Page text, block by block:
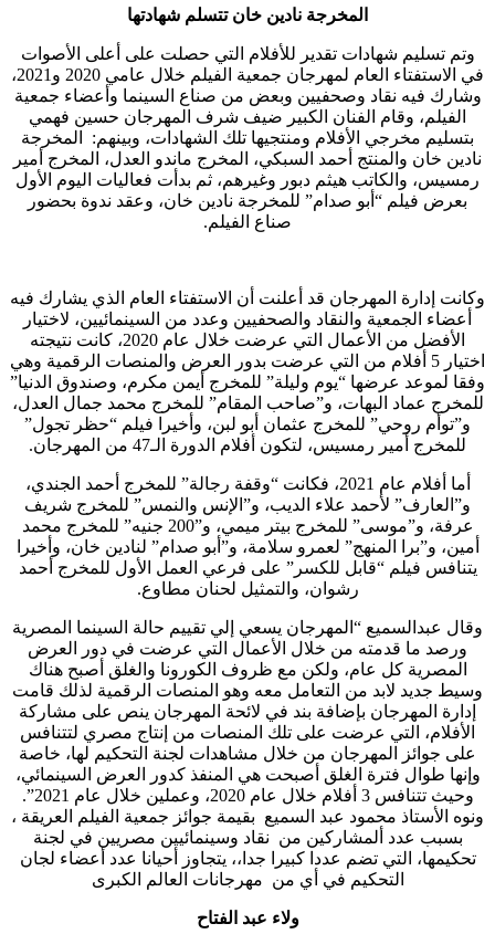
المخرجة نادين خان تتسلم شهادتها
وتم تسليم شهادات تقدير للأفلام التي حصلت على أعلى الأصوات
في الاستفتاء العام لمهرجان جمعية الفيلم خلال عامي 2020 و2021،
وشارك فيه نقاد وصحفيين وبعض من صناع السينما وأعضاء جمعية
الفيلم، وقام الفنان الكبير ضيف شرف المهرجان حسين فهمي
بتسليم مخرجي الأفلام ومنتجيها تلك الشهادات، وبينهم: المخرجة
نادين خان والمنتج أحمد السبكي، المخرج ماندو العدل، المخرج أمير
رمسيس، والكاتب هيثم دبور وغيرهم، ثم بدأت فعاليات اليوم الأول
بعرض فيلم “أبو صدام” للمخرجة نادين خان، وعقد ندوة بحضور
صناع الفيلم.
وكانت إدارة المهرجان قد أعلنت أن الاستفتاء العام الذي يشارك فيه
أعضاء الجمعية والنقاد والصحفيين وعدد من السينمائيين، لاختيار
الأفضل من الأعمال التي عرضت خلال عام 2020، كانت نتيجته
اختيار 5 أفلام من التي عرضت بدور العرض والمنصات الرقمية وهي
وفقا لموعد عرضها “يوم وليلة” للمخرج أيمن مكرم، وصندوق الدنيا”
للمخرج عماد البهات، و”صاحب المقام” للمخرج محمد جمال العدل،
و”توأم روحي” للمخرج عثمان أبو لبن، وأخيرا فيلم “حظر تجول”
للمخرج أمير رمسيس، لتكون أفلام الدورة الـ47 من المهرجان.
أما أفلام عام 2021، فكانت “وقفة رجالة” للمخرج أحمد الجندي،
و”العارف” لأحمد علاء الديب، و”الإنس والنمس” للمخرج شريف
عرفة، و”موسى” للمخرج بيتر ميمي، و”200 جنيه” للمخرج محمد
أمين، و”برا المنهج” لعمرو سلامة، و”أبو صدام” لنادين خان، وأخيرا
يتنافس فيلم “قابل للكسر” على فرعي العمل الأول للمخرج أحمد
رشوان، والتمثيل لحنان مطاوع.
وقال عبدالسميع “المهرجان يسعي إلي تقييم حالة السينما المصرية
ورصد ما قدمته من خلال الأعمال التي عرضت في دور العرض
المصرية كل عام، ولكن مع ظروف الكورونا والغلق أصبح هناك
وسيط جديد لابد من التعامل معه وهو المنصات الرقمية لذلك قامت
إدارة المهرجان بإضافة بند في لائحة المهرجان ينص على مشاركة
الأفلام، التي عرضت على تلك المنصات من إنتاج مصري لتتنافس
على جوائز المهرجان من خلال مشاهدات لجنة التحكيم لها، خاصة
وإنها طوال فترة الغلق أصبحت هي المنفذ كدور العرض السينمائي،
وحيث تتنافس 3 أفلام خلال عام 2020، وعملين خلال عام 2021”.
ونوه الأستاذ محمود عبد السميع بقيمة جوائز جمعية الفيلم العريقة ،
بسبب عدد ألمشاركين من نقاد وسينمائيين مصريين في لجنة
تحكيمها، التي تضم عددا كبيرا جدا،، يتجاوز أحيانا عدد أعضاء لجان
التحكيم في أي من مهرجانات العالم الكبرى
ولاء عبد الفتاح